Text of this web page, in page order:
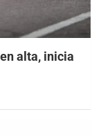
alta, inicia